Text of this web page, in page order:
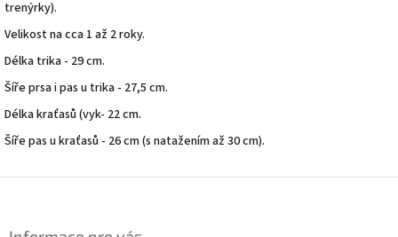
trenýrky).
Velikost na cca 1 až 2 roky.
Délka trika - 29 cm.
Šíře prsa i pas u trika - 27,5 cm.
Délka kraťasů (vyk- 22 cm.
Šíře pas u kraťasů - 26 cm (s natažením až 30 cm).